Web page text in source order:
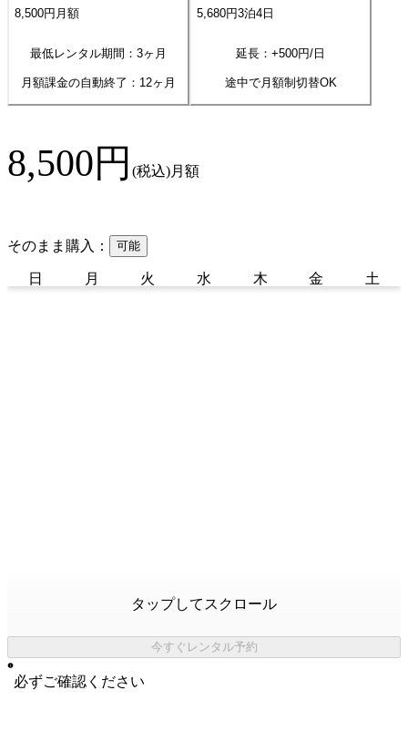
8,500円 月額
最低レンタル期間：3ヶ月
月額課金の自動終了： 12ヶ月
5,680円3泊4日
延長：+500円/日
途中で月額制切替OK
8,500円 (税込)月額
そのまま購入： 可能
日 月 火 水 木 金 土
タップしてスクロール
今すぐレンタル予約
必ずご確認ください